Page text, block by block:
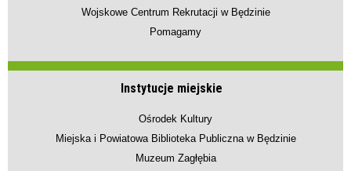
Wojskowe Centrum Rekrutacji w Będzinie
Pomagamy
Instytucje miejskie
Ośrodek Kultury
Miejska i Powiatowa Biblioteka Publiczna w Będzinie
Muzeum Zagłębia